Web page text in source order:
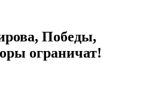
Победы,
ограничат!